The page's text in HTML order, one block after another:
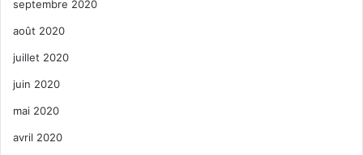
septembre 2020
août 2020
juillet 2020
juin 2020
mai 2020
avril 2020